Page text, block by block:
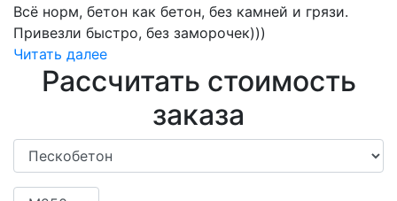
Всё норм, бетон как бетон, без камней и грязи.
Привезли быстро, без заморочек)))
Читать далее
Рассчитать стоимость
заказа